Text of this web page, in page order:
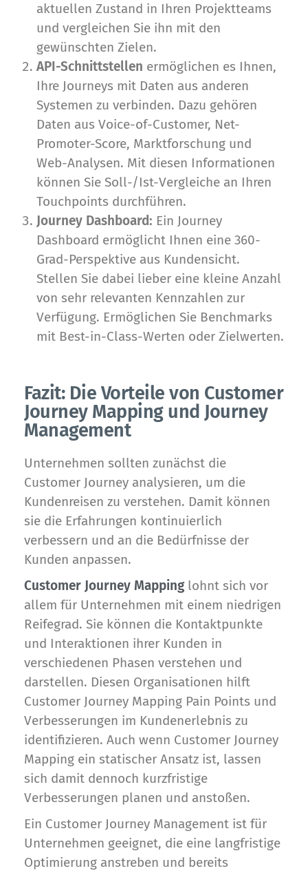
aktuellen Zustand in Ihren Projektteams
und vergleichen Sie ihn mit den
gewünschten Zielen.
API-Schnittstellen ermöglichen es Ihnen,
Ihre Journeys mit Daten aus anderen
Systemen zu verbinden. Dazu gehören
Daten aus Voice-of-Customer, Net-
Promoter-Score, Marktforschung und
Web-Analysen. Mit diesen Informationen
können Sie Soll-/Ist-Vergleiche an Ihren
Touchpoints durchführen.
Journey Dashboard: Ein Journey
Dashboard ermöglicht Ihnen eine 360-
Grad-Perspektive aus Kundensicht.
Stellen Sie dabei lieber eine kleine Anzahl
von sehr relevanten Kennzahlen zur
Verfügung. Ermöglichen Sie Benchmarks
mit Best-in-Class-Werten oder Zielwerten.
Fazit: Die Vorteile von Customer
Journey Mapping und Journey
Management
Unternehmen sollten zunächst die
Customer Journey analysieren, um die
Kundenreisen zu verstehen. Damit können
sie die Erfahrungen kontinuierlich
verbessern und an die Bedürfnisse der
Kunden anpassen.
Customer Journey Mappinglohnt sich vor
allem für Unternehmen mit einem niedrigen
Reifegrad. Sie können die Kontaktpunkte
und Interaktionen ihrer Kunden in
verschiedenen Phasen verstehen und
darstellen. Diesen Organisationen hilft
Customer Journey Mapping Pain Points und
Verbesserungen im Kundenerlebnis zu
identifizieren. Auch wenn Customer Journey
Mapping ein statischer Ansatz ist, lassen
sich damit dennoch kurzfristige
Verbesserungen planen und anstoßen.
Ein Customer Journey Management ist für
Unternehmen geeignet, die eine langfristige
Optimierung anstreben und bereits